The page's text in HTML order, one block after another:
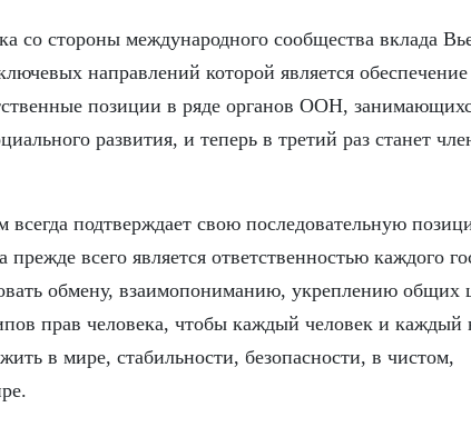
со стороны международного сообщества вклада
направлений которой является обеспечение
позиции в ряде органов ООН,
развития, и теперь в третий раз станет
подтверждает свою последовательную
всего является ответственностью каждого
обмену, взаимопониманию, укреплению общих
прав человека, чтобы каждый человек и каждый
в мире, стабильности, безопасности, в чистом,